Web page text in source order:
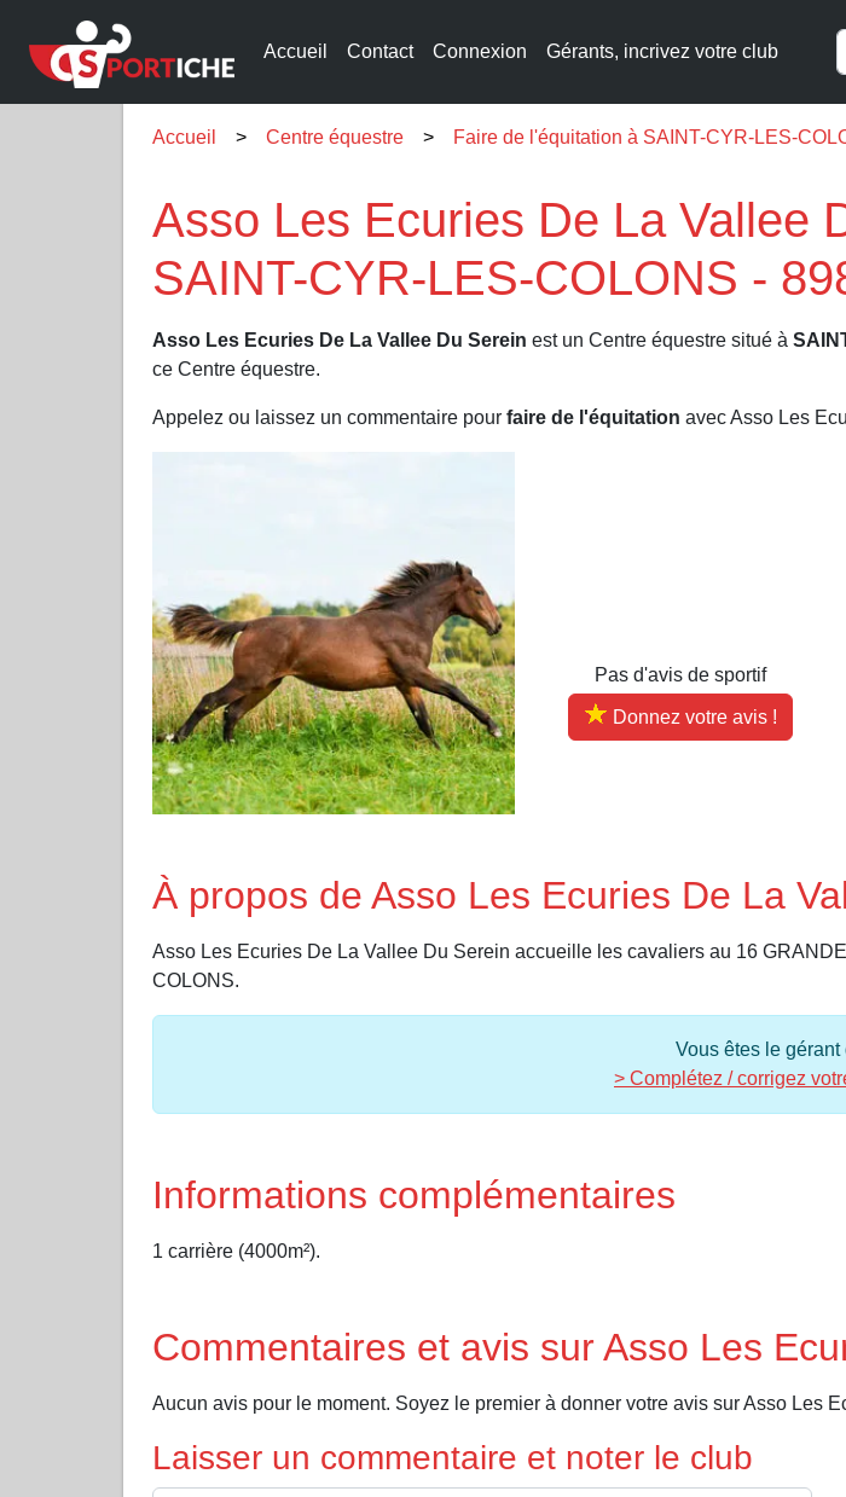
Accueil Contact Connexion Gérants, incrivez votre club
Accueil Centre équestre Faire de l'équitation à SAINT-CYR-LES-
Asso Les Ecuries De La Vallee
SAINT-CYR-LES-COLONS -
Asso Les Ecuries De La Vallee Du Serein est un Centre équestre situé à
ce Centre équestre.
Appelez ou laissez un commentaire pour faire de l'équitation avec Asso Les
Pas d'avis de sportif
Donnez votre avis !
À propos de Asso Les Ecuries De La
Asso Les Ecuries De La Vallee Du Serein accueille les cavaliers au 16
COLONS.
Vous êtes le gérant
> Complétez / corrigez
Informations complémentaires
1 carrière (4000m²).
Commentaires et avis sur Asso Les
Aucun avis pour le moment. Soyez le premier à donner votre avis sur Asso Les
Laisser un commentaire et noter le club